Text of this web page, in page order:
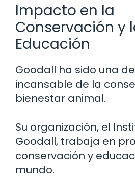
Impacto en la
Conservación y
Educación
Goodall ha sido una
incansable de la
bienestar animal.
Su organización, el
Goodall, trabaja en
conservación y
mundo.